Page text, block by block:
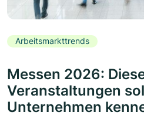
Arbeitsmarkttrends
Messen 2026:
Veranstaltungen
Unternehmen